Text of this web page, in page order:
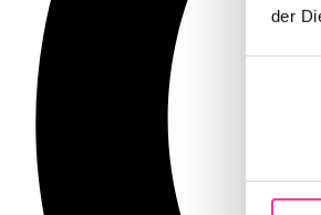
der